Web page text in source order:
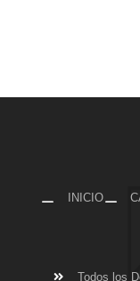
INICIO
Todos los